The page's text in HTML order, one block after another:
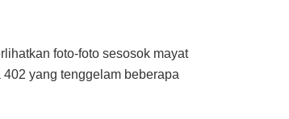
foto-foto sesosok mayat
yang tenggelam beberapa